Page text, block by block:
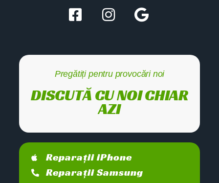
Pregătiți pentru provocări noi
DISCUTĂ CU NOI CHIAR
AZI
Reparații iPhone
Reparații Samsung